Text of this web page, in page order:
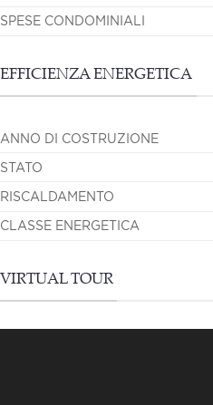
SPESE CONDOMINIALI
EFFICIENZA ENERGETICA
ANNO DI COSTRUZIONE
STATO
RISCALDAMENTO
CLASSE ENERGETICA
VIRTUAL TOUR